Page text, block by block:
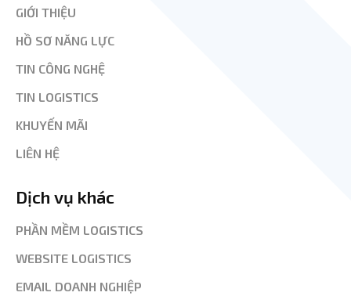
GIỚI THIỆU
HỒ SƠ NĂNG LỰC
TIN CÔNG NGHỆ
TIN LOGISTICS
KHUYẾN MÃI
LIÊN HỆ
Dịch vụ khác
PHẦN MỀM LOGISTICS
WEBSITE LOGISTICS
EMAIL DOANH NGHIỆP